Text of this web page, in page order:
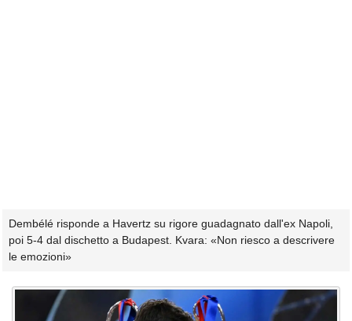
Dembélé risponde a Havertz su rigore guadagnato dall'ex Napoli,
poi 5-4 dal dischetto a Budapest. Kvara: «Non riesco a descrivere
le emozioni»